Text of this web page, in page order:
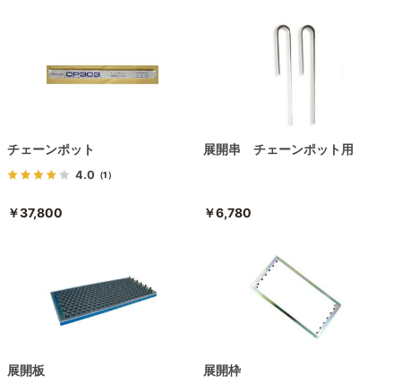
チェーンポット
4.0 （1）
￥37,800
展開串 チェーンポット用
￥6,780
展開板 展開枠